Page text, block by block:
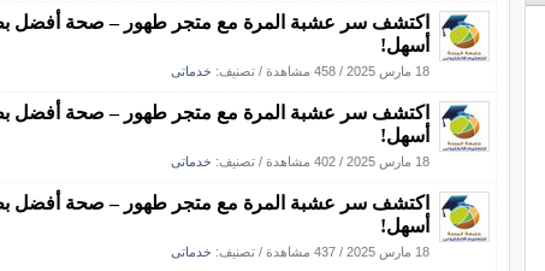
اكتشف سر عشبة المرة مع متجر طهور – صحة أفضل
أسهل!
18 مارس 2025 / 458 مشاهدة / تصنيف: خدماتى
اكتشف سر عشبة المرة مع متجر طهور – صحة أفضل
أسهل!
18 مارس 2025 / 402 مشاهدة / تصنيف: خدماتى
اكتشف سر عشبة المرة مع متجر طهور – صحة أفضل
أسهل!
18 مارس 2025 / 437 مشاهدة / تصنيف: خدماتى